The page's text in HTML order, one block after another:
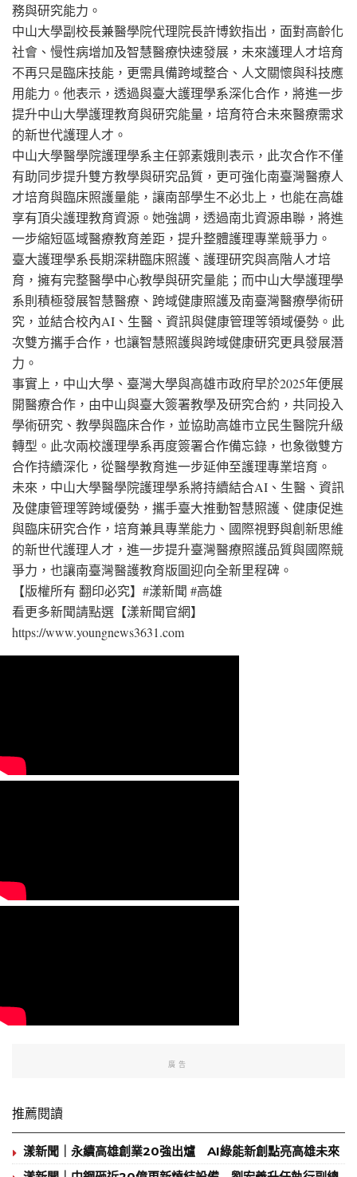
務與研究能力。
中山大學副校長兼醫學院代理院長許博欽指出，面對高齡化
社會、慢性病增加及智慧醫療快速發展，未來護理人才培育
不再只是臨床技能，更需具備跨域整合、人文關懷與科技應
用能力。他表示，透過與臺大護理學系深化合作，將進一步
提升中山大學護理教育與研究能量，培育符合未來醫療需求
的新世代護理人才。
中山大學醫學院護理學系主任郭素娥則表示，此次合作不僅
有助同步提升雙方教學與研究品質，更可強化南臺灣醫療人
才培育與臨床照護量能，讓南部學生不必北上，也能在高雄
享有頂尖護理教育資源。她強調，透過南北資源串聯，將進
一步縮短區域醫療教育差距，提升整體護理專業競爭力。
臺大護理學系長期深耕臨床照護、護理研究與高階人才培
育，擁有完整醫學中心教學與研究量能；而中山大學護理學
系則積極發展智慧醫療、跨域健康照護及南臺灣醫療學術研
究，並結合校內AI、生醫、資訊與健康管理等領域優勢。此
次雙方攜手合作，也讓智慧照護與跨域健康研究更具發展潛
力。
事實上，中山大學、臺灣大學與高雄市政府早於2025年便展
開醫療合作，由中山與臺大簽署教學及研究合約，共同投入
學術研究、教學與臨床合作，並協助高雄市立民生醫院升級
轉型。此次兩校護理學系再度簽署合作備忘錄，也象徵雙方
合作持續深化，從醫學教育進一步延伸至護理專業培育。
未來，中山大學醫學院護理學系將持續結合AI、生醫、資訊
及健康管理等跨域優勢，攜手臺大推動智慧照護、健康促進
與臨床研究合作，培育兼具專業能力、國際視野與創新思維
的新世代護理人才，進一步提升臺灣醫療照護品質與國際競
爭力，也讓南臺灣醫護教育版圖迎向全新里程碑。
【版權所有 翻印必究】#漾新聞 #高雄
看更多新聞請點選【漾新聞官網】
https://www.youngnews3631.com⁠
廣告
推薦閱讀
漾新聞｜永續高雄創業20強出爐 AI綠能新創點亮高雄未來